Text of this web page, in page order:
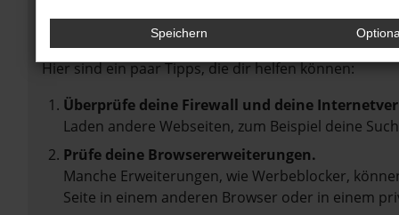
Fehler: Network Error
Beim Laden ist ein Fehler aufgetreten.
Hier sind ein paar Tipps, die dir helfen können:
Überprüfe deine Firewall und deine
Laden andere Webseiten, zum Beispiel deine
Prüfe deine Browsererweiterungen.
Manche Erweiterungen, wie Werbeblocker,
Seite in einem anderen Browser oder in einem
Speichern